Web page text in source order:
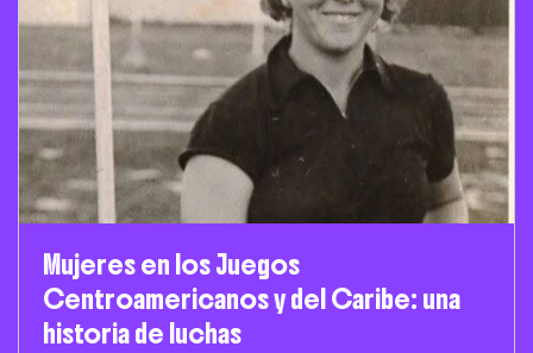
Mujeres en los Juegos
Centroamericanos y del Caribe: una
historia de luchas